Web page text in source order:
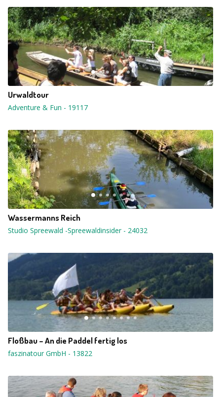
Urwaldtour
Adventure & Fun - 19117
Wassermanns Reich
Studio Spreewald -Spreewaldinsider - 24032
Floßbau – An die Paddel fertig los
faszinatour GmbH - 13822